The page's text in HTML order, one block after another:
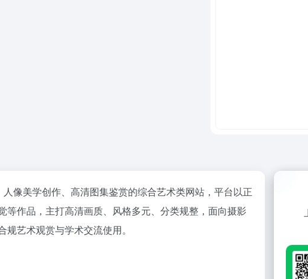
像美学创作、高清图集鉴赏的综合艺术类网站，平台以正
作品，主打高清画质、风格多元、分类规整，面向摄影
艺术观赏与学术交流使用。